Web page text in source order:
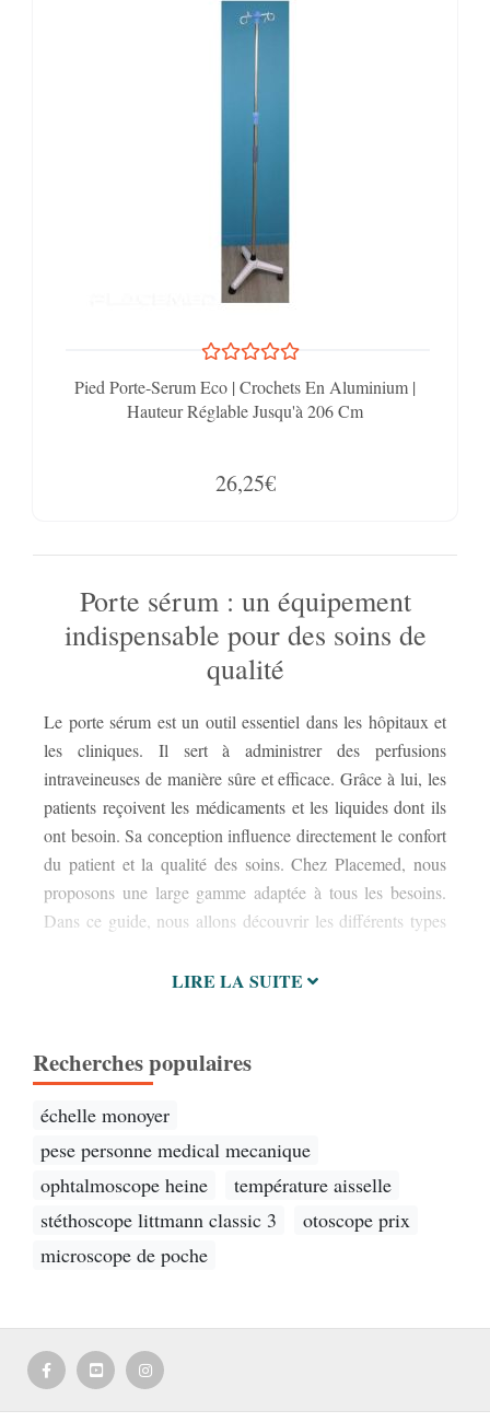
Pied Porte-Serum Eco | Crochets En Aluminium |
Hauteur Réglable Jusqu'à 206 Cm
26,25€
Porte sérum : un équipement
indispensable pour des soins de
qualité
Le porte sérum est un outil essentiel dans les hôpitaux et
les cliniques. Il sert à administrer des perfusions
intraveineuses de manière sûre et efficace. Grâce à lui, les
patients reçoivent les médicaments et les liquides dont ils
ont besoin. Sa conception influence directement le confort
du patient et la qualité des soins. Chez Placemed, nous
proposons une large gamme adaptée à tous les besoins.
Dans ce guide, nous allons découvrir les différents types
disponibles, comment les choisir, les considérations de
sécurité, leur entretien et les innovations qui améliorent les
LIRE LA SUITE
Recherches populaires
échelle monoyer
pese personne medical mecanique
ophtalmoscope heine
température aisselle
stéthoscope littmann classic 3
otoscope prix
microscope de poche